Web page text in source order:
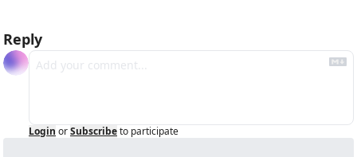
Reply
Login orSubscribeto participate